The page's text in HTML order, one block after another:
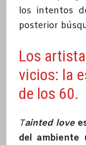
los intentos
posterior
Los
vicios: la
de los 60.
Tainted love
del ambiente